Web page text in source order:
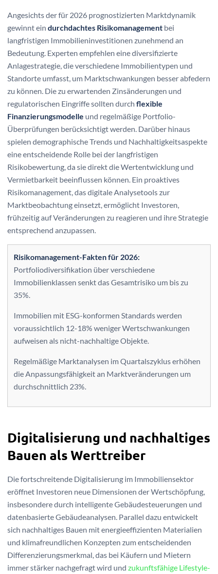
Angesichts der für 2026 prognostizierten Marktdynamik
gewinnt ein durchdachtes Risikomanagement bei
langfristigen Immobilieninvestitionen zunehmend an
Bedeutung. Experten empfehlen eine diversifizierte
Anlagestrategie, die verschiedene Immobilientypen und
Standorte umfasst, um Marktschwankungen besser abfedern
zu können. Die zu erwartenden Zinsänderungen und
regulatorischen Eingriffe sollten durch flexible
Finanzierungsmodelle und regelmäßige Portfolio-
Überprüfungen berücksichtigt werden. Darüber hinaus
spielen demographische Trends und Nachhaltigkeitsaspekte
eine entscheidende Rolle bei der langfristigen
Risikobewertung, da sie direkt die Wertentwicklung und
Vermietbarkeit beeinflussen können. Ein proaktives
Risikomanagement, das digitale Analysetools zur
Marktbeobachtung einsetzt, ermöglicht Investoren,
frühzeitig auf Veränderungen zu reagieren und ihre Strategie
entsprechend anzupassen.
Risikomanagement-Fakten für 2026:
Portfoliodiversifikation über verschiedene
Immobilienklassen senkt das Gesamtrisiko um bis zu
35%.
Immobilien mit ESG-konformen Standards werden
voraussichtlich 12-18% weniger Wertschwankungen
aufweisen als nicht-nachhaltige Objekte.
Regelmäßige Marktanalysen im Quartalszyklus erhöhen
die Anpassungsfähigkeit an Marktveränderungen um
durchschnittlich 23%.
Digitalisierung und nachhaltiges
Bauen als Werttreiber
Die fortschreitende Digitalisierung im Immobiliensektor
eröffnet Investoren neue Dimensionen der Wertschöpfung,
insbesondere durch intelligente Gebäudesteuerungen und
datenbasierte Gebäudeanalysen. Parallel dazu entwickelt
sich nachhaltiges Bauen mit energieeffizienten Materialien
und klimafreundlichen Konzepten zum entscheidenden
Differenzierungsmerkmal, das bei Käufern und Mietern
immer stärker nachgefragt wird und zukunftsfähige Lifestyle-